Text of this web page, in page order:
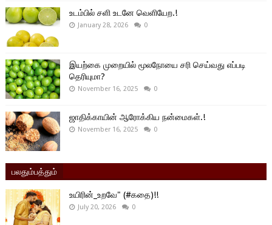
உடம்பில் சளி உடனே வெளியேற.!
January 28, 2026 0
இயற்கை முறையில் மூலநோயை சரி செய்வது எப்படி
தெரியுமா?
November 16, 2025 0
ஜாதிக்காயின் ஆரோக்கிய நன்மைகள்.!
November 16, 2025 0
பலதும்பத்தும்
உயிரின்_உறவே" (#கதை)!!
July 20, 2026 0